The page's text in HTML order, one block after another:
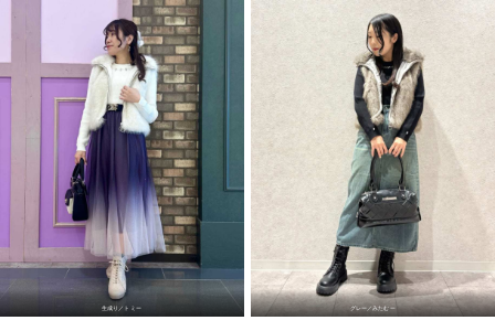
生成り／ トミー グレー／ みたむー